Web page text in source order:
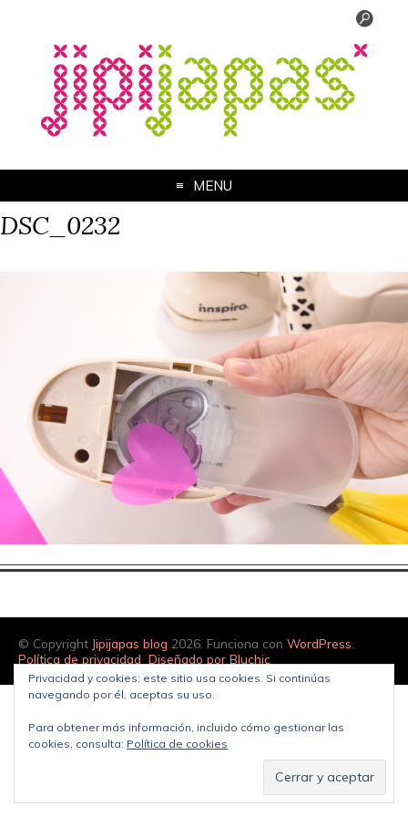
MENU
DSC_0232
© Copyright Jipijapas blog 2026. Funciona con WordPress
Política de privacidad Diseñado por Bluchic
Privacidad y cookies: este sitio usa cookies. Si continúas
navegando por él, aceptas su uso.
Para obtener más información, incluido cómo gestionar las
cookies, consulta: Política de cookies